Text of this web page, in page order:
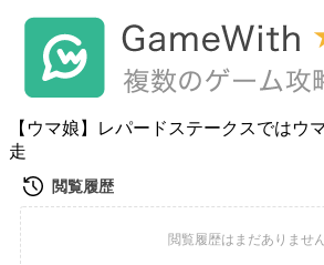
【ウマ娘】レパードステークスではウ
走